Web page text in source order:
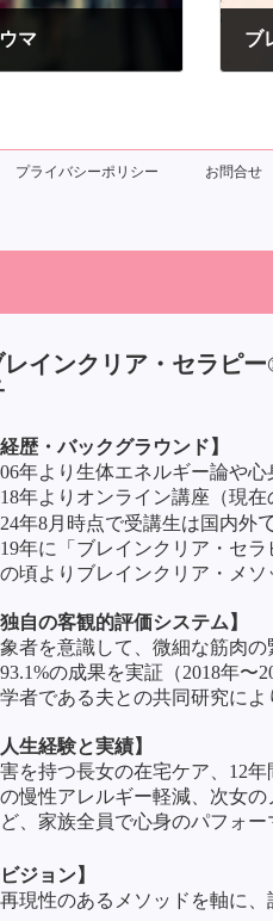
マ ブ
プライバシーポリシー お問合せ
レインクリア・セラピ
経歴・バックグラウンド】
年より生体エネルギー論や
年よりオンライン講座（現
年8月時点で受講生は国内外
年に「ブレインクリア・セラ
頃よりブレインクリア・メ
独自の客観的評価システム】
者を意識して、微細な筋肉の
の成果を実証（2018年〜
者である夫との共同研究に
人生経験と実績】
を持つ長女の在宅ケア、12
慢性アレルギー軽減、次女
、家族全員で心身のパフォー
ビジョン】
再現性のあるメソッドを軸に